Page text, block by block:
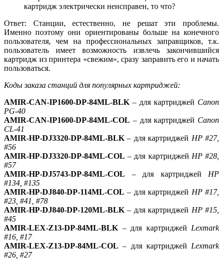
картридж электрически неисправен, то что?
Ответ: Станции, естественно, не решат эти проблемы.
Именно поэтому они ориентированы больше на конечного
пользователя, чем на профессиональных заправщиков, т.к.
пользователь имеет возможность извлечь закончившийся
картридж из принтера «свежим», сразу заправить его и начать
пользоваться.
Коды заказа станций для популярных картриджей:
AMIR-CAN-IP1600-DP-84ML-BLK– для картриджей Canon
PG-40
AMIR-CAN-IP1600-DP-84ML-COL – для картриджей Canon
CL-41
AMIR-HP-DJ3320-DP-84ML-BLK– для картриджей HP #27,
#56
AMIR-HP-DJ3320-DP-84ML-COL – для картриджей HP #28,
#57
AMIR-HP-DJ5743-DP-84ML-COL – для картриджей HP
#134, #135
AMIR-HP-DJ840-DP-114ML-COL – для картриджей HP #17,
#23, #41, #78
AMIR-HP-DJ840-DP-120ML-BLK– для картриджей HP #15,
#45
AMIR-LEX-Z13-DP-84ML-BLK– для картриджей Lexmark
#16, #17
AMIR-LEX-Z13-DP-84ML-COL – для картриджей Lexmark
#26, #27